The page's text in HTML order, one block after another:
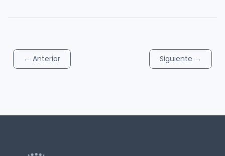
← Anterior Siguiente →